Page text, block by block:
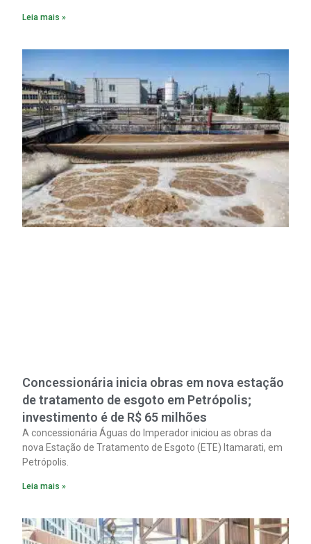
Leia mais »
Concessionária inicia obras em nova estação
de tratamento de esgoto em Petrópolis;
investimento é de R$ 65 milhões
A concessionária Águas do Imperador iniciou as obras da
nova Estação de Tratamento de Esgoto (ETE) Itamarati, em
Petrópolis.
Leia mais »